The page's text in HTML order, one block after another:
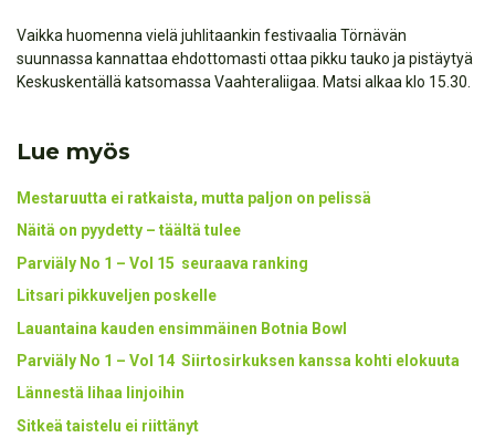
Vaikka huomenna vielä juhlitaankin festivaalia Törnävän
suunnassa kannattaa ehdottomasti ottaa pikku tauko ja pistäytyä
Keskuskentällä katsomassa Vaahteraliigaa. Matsi alkaa klo 15.30.
Lue myös
Mestaruutta ei ratkaista, mutta paljon on pelissä
Näitä on pyydetty – täältä tulee
Parviäly No 1 – Vol 15 seuraava ranking
Litsari pikkuveljen poskelle
Lauantaina kauden ensimmäinen Botnia Bowl
Parviäly No 1 – Vol 14 Siirtosirkuksen kanssa kohti elokuuta
Lännestä lihaa linjoihin
Sitkeä taistelu ei riittänyt